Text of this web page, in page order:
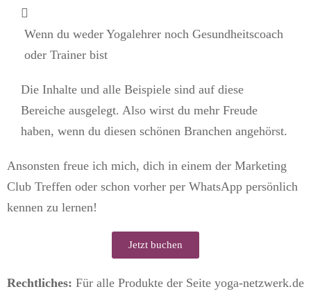
Wenn du weder Yogalehrer noch Gesundheitscoach
oder Trainer bist
Die Inhalte und alle Beispiele sind auf diese
Bereiche ausgelegt. Also wirst du mehr Freude
haben, wenn du diesen schönen Branchen angehörst.
Ansonsten freue ich mich, dich in einem der Marketing
Club Treffen oder schon vorher per WhatsApp persönlich
kennen zu lernen!
Jetzt buchen
Rechtliches: Für alle Produkte der Seite yoga-netzwerk.de